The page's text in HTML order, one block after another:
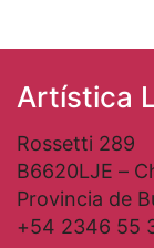
Artística
Rossetti 289
B6620LJE –
Provincia de
+54 2346 55